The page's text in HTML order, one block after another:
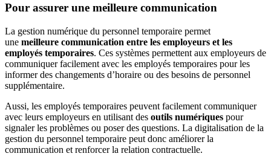
Pour assurer une meilleure communication
La gestion numérique du personnel temporaire permet
une meilleure communication entre les employeurs et les
employés temporaires. Ces systèmes permettent aux employeurs de
communiquer facilement avec les employés temporaires pour les
informer des changements d’horaire ou des besoins de personnel
supplémentaire.
Aussi, les employés temporaires peuvent facilement communiquer
avec leurs employeurs en utilisant des outils numériques pour
signaler les problèmes ou poser des questions. La digitalisation de la
gestion du personnel temporaire peut donc améliorer la
communication et renforcer la relation contractuelle.